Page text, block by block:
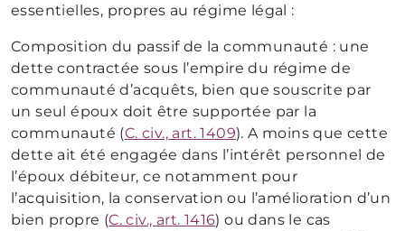
essentielles, propres au régime légal :
Composition du passif de la communauté : une
dette contractée sous l’empire du régime de
communauté d’acquêts, bien que souscrite par
un seul époux doit être supportée par la
communauté (C. civ., art. 1409). A moins que cette
dette ait été engagée dans l’intérêt personnel de
l’époux débiteur, ce notamment pour
l’acquisition, la conservation ou l’amélioration d’un
bien propre (C. civ., art. 1416) ou dans le cas